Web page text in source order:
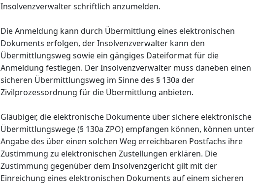
Insolvenzverwalter schriftlich anzumelden.
Die Anmeldung kann durch Übermittlung eines elektronischen
Dokuments erfolgen, der Insolvenzverwalter kann den
Übermittlungsweg sowie ein gängiges Dateiformat für die
Anmeldung festlegen. Der Insolvenzverwalter muss daneben einen
sicheren Übermittlungsweg im Sinne des § 130a der
Zivilprozessordnung für die Übermittlung anbieten.
Gläubiger, die elektronische Dokumente über sichere elektronische
Übermittlungswege (§ 130a ZPO) empfangen können, können unter
Angabe des über einen solchen Weg erreichbaren Postfachs ihre
Zustimmung zu elektronischen Zustellungen erklären. Die
Zustimmung gegenüber dem Insolvenzgericht gilt mit der
Einreichung eines elektronischen Dokuments auf einem sicheren